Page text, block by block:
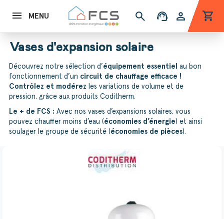
MENU search support_agent person shopping_cart
Vases d'expansion solaire
Découvrez notre sélection d’ équipement essentiel
au bon
fonctionnement d’un circuit de chauffage efficace !
Contrôlez et modérez les variations de volume et de
pression, grâce aux produits Coditherm.
Le + de FCS : Avec nos vases d’expansions solaires, vous
pouvez chauffer moins d’eau (économies d’énergie) et ainsi
soulager le groupe de sécurité (économies de pièces).